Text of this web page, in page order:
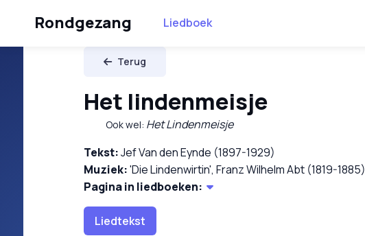
Rondgezang Liedboek
Terug
Het lindenmeisje
Ook wel: Het Lindenmeisje
Tekst:Jef Van den Eynde (1897-1929)
Muziek:'Die Lindenwirtin', Franz Wilhelm Abt (1819-1885)
Pagina in liedboeken:
Liedtekst